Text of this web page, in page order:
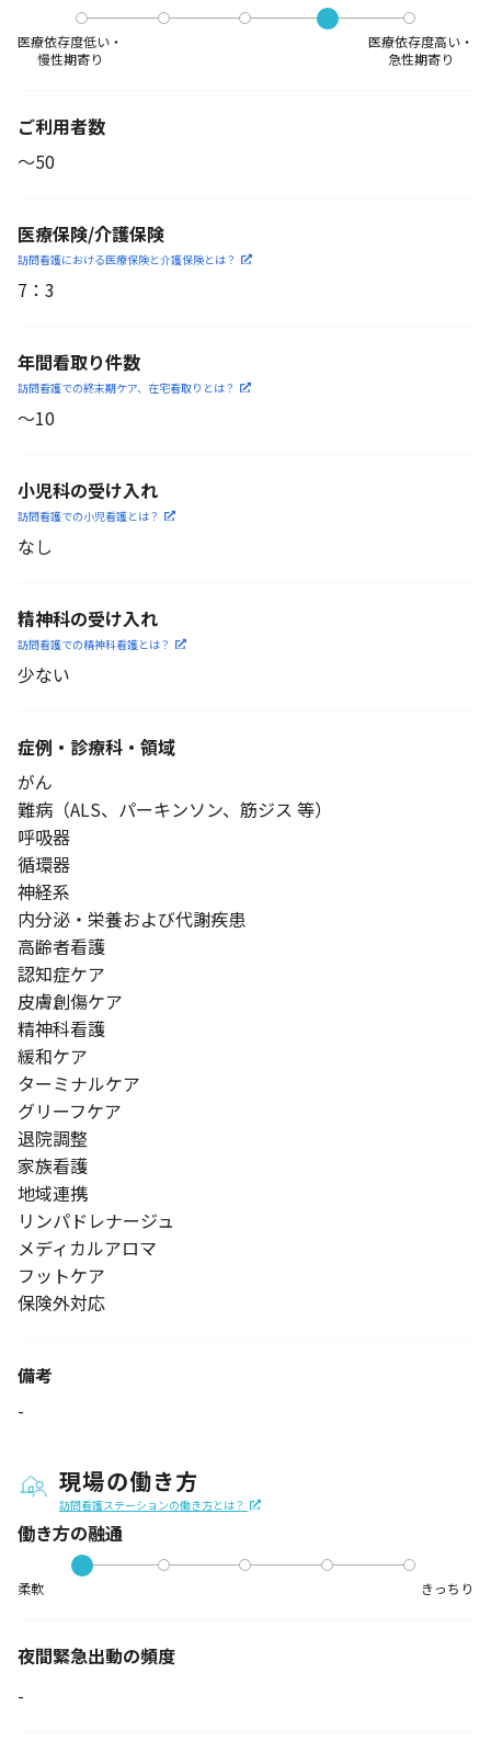
医療依存度低い・
慢性期寄り
医療依存度高い・
急性期寄り
ご利用者数
〜50
医療保険/介護保険
訪問看護における医療保険と介護保険とは？
7 ： 3
年間看取り件数
訪問看護での終末期ケア、 在宅看取りとは？
〜10
小児科の受け入れ
訪問看護での小児看護とは？
なし
精神科の受け入れ
訪問看護での精神科看護とは？
少ない
症例・診療科・ 領域
がん
難病（ALS、パーキンソン、筋ジス 等）
呼吸器
循環器
神経系
内分泌・栄養および代謝疾患
高齢者看護
認知症ケア
皮膚創傷ケア
精神科看護
緩和ケア
ターミナルケア
グリーフケア
退院調整
家族看護
地域連携
リンパドレナージュ
メディカルアロマ
フットケア
保険外対応
備考
-
現場の働き方
訪問看護ステーションの働き方とは？
働き方の融通
柔軟 きっちり
夜間緊急出動の頻度
-